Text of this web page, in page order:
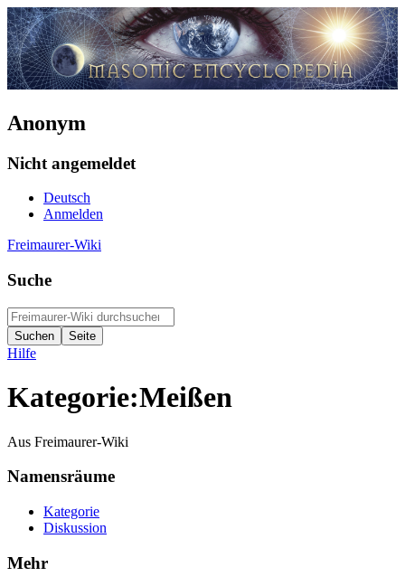
Anonym
Nicht angemeldet
Deutsch
Anmelden
Freimaurer-Wiki
Suche
Hilfe
Kategorie:Meißen
Aus Freimaurer-Wiki
Namensräume
Kategorie
Diskussion
Mehr